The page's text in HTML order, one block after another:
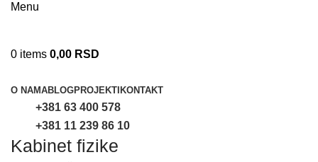
Menu
0 items 0,00 RSD
O NAMABLOGPROJEKTIKONTAKT
+381 63 400 578
+381 11 239 86 10
Kabinet fizike